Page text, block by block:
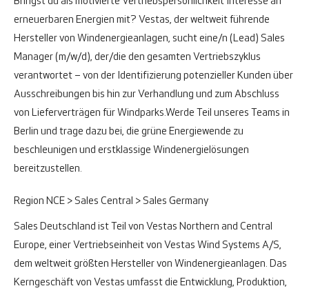
erneuerbaren Energien mit? Vestas, der weltweit führende
Hersteller von Windenergieanlagen, sucht eine/n (Lead) Sales
Manager (m/w/d), der/die den gesamten Vertriebszyklus
verantwortet – von der Identifizierung potenzieller Kunden über
Ausschreibungen bis hin zur Verhandlung und zum Abschluss
von Lieferverträgen für Windparks.Werde Teil unseres Teams in
Berlin und trage dazu bei, die grüne Energiewende zu
beschleunigen und erstklassige Windenergielösungen
bereitzustellen.
Region NCE > Sales Central > Sales Germany
Sales Deutschland ist Teil von Vestas Northern and Central
Europe, einer Vertriebseinheit von Vestas Wind Systems A/S,
dem weltweit größten Hersteller von Windenergieanlagen. Das
Kerngeschäft von Vestas umfasst die Entwicklung, Produktion,